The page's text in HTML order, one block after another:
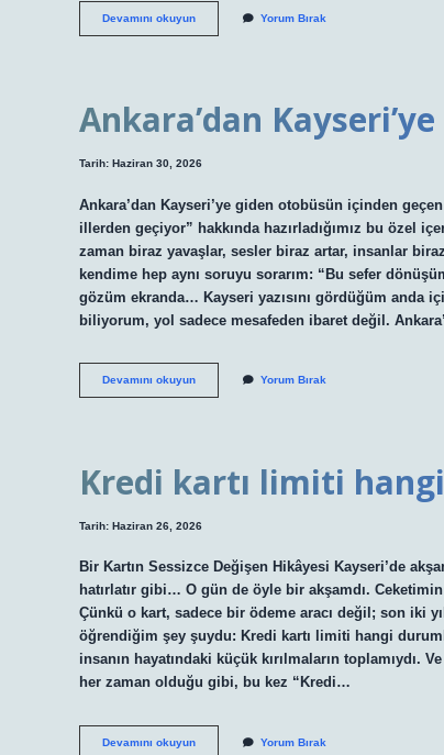
Devamını okuyunKayseri
Yorum Bırak
Ankara’dan
Tarih: Haziran 30, 2026
Ankara’dan Kayseri’ye giden otobüsün içinden
illerden geçiyor” hakkında hazırladığımız bu özel
zaman biraz yavaşlar, sesler biraz artar, insanlar
kendime hep aynı soruyu sorarım: “Bu sefer
gözüm ekranda… Kayseri yazısını gördüğüm anda
biliyorum, yol sadece mesafeden ibaret değil.
Devamını okuyunAnkara’dan
Kayseri’ye
Yorum Bırak
Kredi kartı limiti
Tarih: Haziran 26, 2026
Bir Kartın Sessizce Değişen Hikâyesi Kayseri’de
hatırlatır gibi… O gün de öyle bir akşamdı.
Çünkü o kart, sadece bir ödeme aracı değil; son iki
öğrendiğim şey şuydu: Kredi kartı limiti hangi
insanın hayatındaki küçük kırılmaların
her zaman olduğu gibi, bu kez “Kredi…
Devamını okuyunKredi
Yorum Bırak